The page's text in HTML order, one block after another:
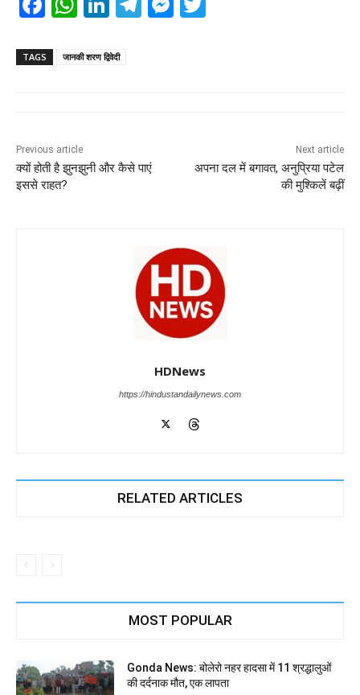
c
o
k
at
p
k
er
TAGS जानकी शरण द्विवेदी
Previous article
क्यों होती है झुनझुनी और कैसे पाएं
इससे राहत?
Next article
अपना दल में बगावत, अनुप्रिया पटेल
की मुश्किलें बढ़ीं
HDNews
https://hindustandailynews.com
RELATED ARTICLES
MOST POPULAR
Gonda News: बोलेरो नहर हादसा में 11 श्रद्धालुओं
की दर्दनाक मौत, एक लापता